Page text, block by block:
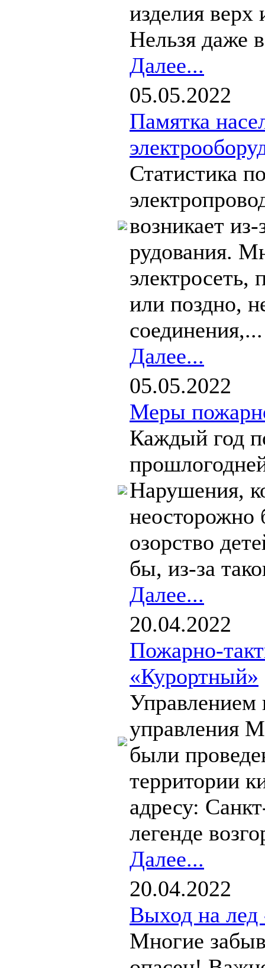
изделия верх
Нельзя даже
Далее...
05.05.2022
Памятка
Статистика
возникает
рудования.
электросеть,
или поздно,
соединения,...
Далее...
05.05.2022
Меры
Каждый год
Нарушения,
неосторожно
озорство
бы, из-за
Далее...
20.04.2022
Пожарно-
«Курортный»
Управлением
управления
были
территории
адресу:
легенде
Далее...
20.04.2022
Выход на
Многие